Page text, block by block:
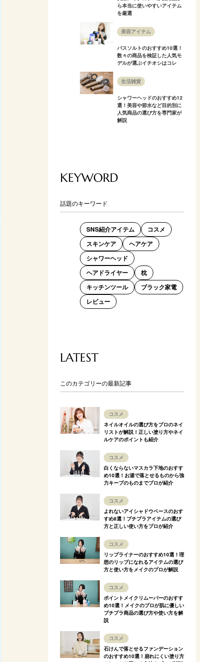
ら本当に使いやすいアイテム
を厳選
美容アイテム
バスソルトのおすすめ10選！
数々の商品を検証した人気モ
デルが選ぶイチオシはコレ
生活雑貨
シャワーヘッドのおすすめ12
選！美容や節水など目的別に
人気商品の選び方を専門家が
解説
KEYWORD
話題のキーワード
SNS紹介アイテム
コスメ
スキンケア
ヘアケア
シャワーヘッド
ヘアドライヤー
枕
キッチンツール
ブラック家電
レビュー
LATEST
このカテゴリーの最新記事
コスメ
ネイルオイルの選び方をプロのネイ
リストが解説！正しい塗り方やネイ
ルケアのポイントも紹介
コスメ
白くならないマスカラ下地のおすす
め10選！お湯で落とせるものから強
力キープのものまでプロが紹介
コスメ
よれないアイシャドウベースのおす
すめ8選！プチプラアイテムの選び
方と正しい使い方をプロが紹介
コスメ
リップライナーのおすすめ10選！理
想のリップになれるアイテムの選び
方と使い方をメイクのプロが解説
コスメ
ポイントメイクリムーバーのおすす
め10選！メイクのプロが肌に優しい
プチプラ商品の選び方や使い方を解
説
コスメ
石けんで落とせるファンデーション
のおすすめ10選！崩れにくい塗り方